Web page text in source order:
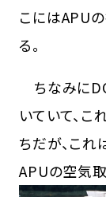
こにはAPU
る。
ちなみに
いていて、
ちだが、こ
APUの空気